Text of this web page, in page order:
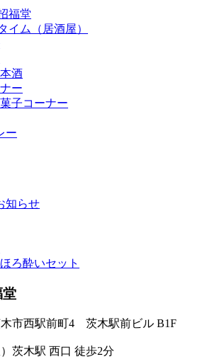
福堂
イム（居酒屋）
酒
ー
子コーナー
ー
知らせ
ろ酔いセット
堂
木市西駅前町4 茨木駅前ビル B1F
茨木駅 西口 徒歩2分